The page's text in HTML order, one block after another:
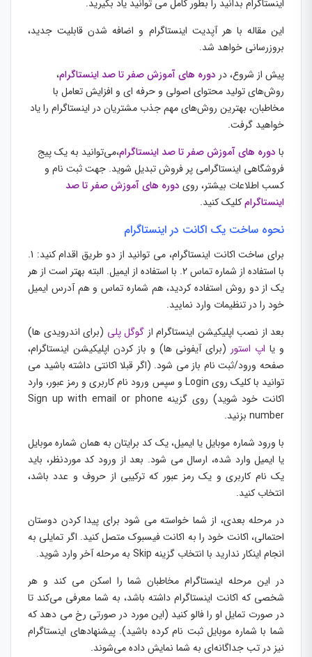
اینستاگرام بدانید را بطور کامل می توانید یاد بگیرید.
این مقاله با هر آپدیت اینستاگرام و اضافه شدن قابلیت جدید،
بروزرسانی خواهد شد.
پیش از شروع، در دوره های آموزش صفر تا صد اینستاگرام،
روش‌های تولید محتوای اصولی و حرفه ای و افزایش تعامل با
مخاطبان، بهترین روش‌های مهم جذب مشتریان در اینستاگرام را یاد
خواهید گرفت.
با دوره های آموزش صفر تا صد اینستاگرام،می‌توانید به یک پیج
فروشگاهی اینستاگرامی پر فروش تبدیل شوید. جهت ثبت نام و
کسب اطلاعات بیشتر، روی دوره های آموزش صفر تا صد
اینستاگرامکلیک کنید.
نحوه ساخت یک اکانت در اینستاگرام
برای ساخت اکانت اینستاگرام، می توانید از دو طریق اقدام کنید: 1.
با استفاده از شماره تماس 2. با استفاده از ایمیل. البته بهتر است از هر
یک از دو روش استفاده کردید، هم شماره تماس و هم آدرس ایمیل
خود را در تنظیمات وارد نمایید.
بعد از نصب اپلیکیشن اینستاگرام از گوگل پلی (برای اندرویدی ها)
و یا اپ استور (برای آیفونی ها) و باز کردن اپلیکیشن اینستاگرام،
صفحه ورود/ثبت نام باز می شود. (اگر قبلا اکانتی داشته باشید می
توانید با کلیک روی Login و سپس ورود نام کاربری و رمز عبور، وارد
اکانت خود شوید) روی گزینه Sign up with email or phone
number بزنید.
با ورود شماره موبایل یا ایمیل، یک کد برایتان به همان شماره موبایل
یا ایمیل وارد شده، ارسال می شود. بعد از ورود کد موردنظر، باید
یک نام کاربری و یک رمز عبور که ترکیبی از حروف و عدد باشد،
انتخاب کنید.
در مرحله بعدی، از شما خواسته می شود برای پیدا کردن دوستان
احتمالی، اکانت خود را به اکانت فیسبوک متصل کنید. اگر تمایلی به
انجام اینکار ندارید با انتخاب گزینه Skip به مرحله‌ آخر وارد شوید.
در این مرحله اینستاگرام مخاطبان شما را اسکن می کند و هر
شخصی که اکانت اینستاگرام داشته باشد، به شما معرفی می‌کند تا
در صورت تمایل او را فالو کنید (این مورد در صورتی رخ می دهد که
شما با شماره موبایل ثبت نام کرده باشید). پیشنهادهای اینستاگرام
نیز در تب جداگانه‌ای به شما نمایش داده می‌شوند.